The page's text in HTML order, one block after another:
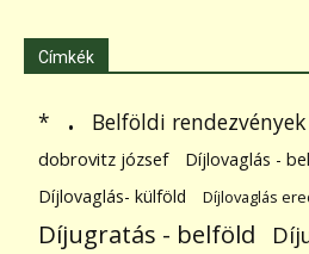
Címkék
* . Belföldi rendezvények
dobrovitz józsef
Díjlovaglás -
Díjlovaglás- külföld
Díjlovaglás
Díjugratás - belföld